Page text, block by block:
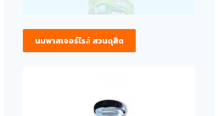
นมพาสเจอร์ไรส์ สวนดุสิต